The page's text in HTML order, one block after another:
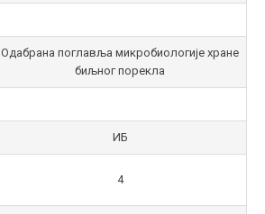
Одабрана поглавља микробиологије хране
биљног порекла
ИБ
4